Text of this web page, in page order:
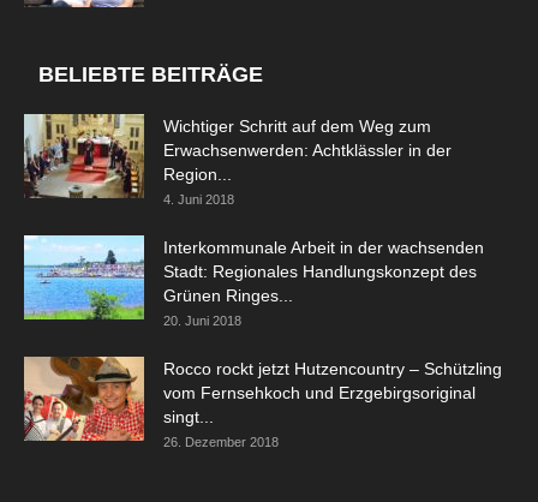
BELIEBTE BEITRÄGE
Wichtiger Schritt auf dem Weg zum
Erwachsenwerden: Achtklässler in der
Region...
4. Juni 2018
Interkommunale Arbeit in der wachsenden
Stadt: Regionales Handlungskonzept des
Grünen Ringes...
20. Juni 2018
Rocco rockt jetzt Hutzencountry – Schützling
vom Fernsehkoch und Erzgebirgsoriginal
singt...
26. Dezember 2018